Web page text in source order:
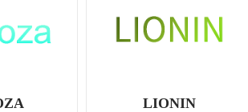
LIONIN